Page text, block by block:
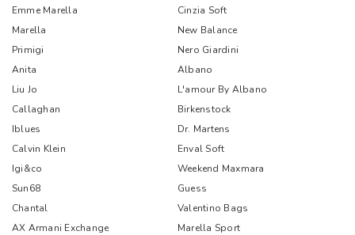
Emme Marella
Cinzia Soft
Marella
New Balance
Primigi
Nero Giardini
Anita
Albano
Liu Jo
L'amour By Albano
Callaghan
Birkenstock
Iblues
Dr. Martens
Calvin Klein
Enval Soft
Igi&co
Weekend Maxmara
Sun68
Guess
Chantal
Valentino Bags
AX Armani Exchange
Marella Sport